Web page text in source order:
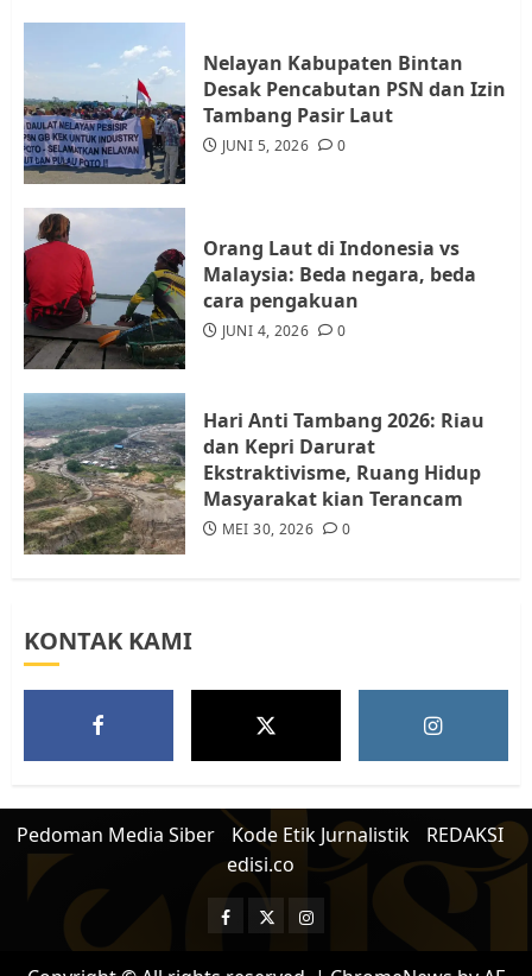
4
Warga Rempang Ajukan
Audiensi dengan Wali Kota
5
Tim Advokasi Desak BP Batam
Berhenti Merampas Tanah
Nelayan Kabupaten Bintan
Desak Pencabutan PSN dan Izin
Tambang Pasir Laut
JUNI 5, 2026 0
Orang Laut di Indonesia vs
Malaysia: Beda negara, beda
cara pengakuan
JUNI 4, 2026 0
Hari Anti Tambang 2026: Riau
dan Kepri Darurat
Ekstraktivisme, Ruang Hidup
Masyarakat kian Terancam
MEI 30, 2026 0
KONTAK KAMI
Pedoman Media Siber Kode Etik Jurnalistik
REDAKSI
edisi.co
Facebook
TwitterInstagram